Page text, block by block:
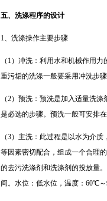
五、 洗涤程序的设计
1、 洗涤操作主要步骤
（1） 冲洗：利用水和机械作用力
重污垢的洗涤一般要采用冲洗步
（2） 预洗：预洗是加入适量洗涤
是必选的步骤。预洗一般可安排
（3） 主洗：此过程是以水为介
等因素密切配合，组成一个合理
的去污洗涤剂和洗涤剂的投放量
间。水位：低水位，温度： 60℃～